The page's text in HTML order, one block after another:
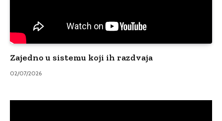
Zajedno u sistemu koji ih razdvaja
02/07/2026